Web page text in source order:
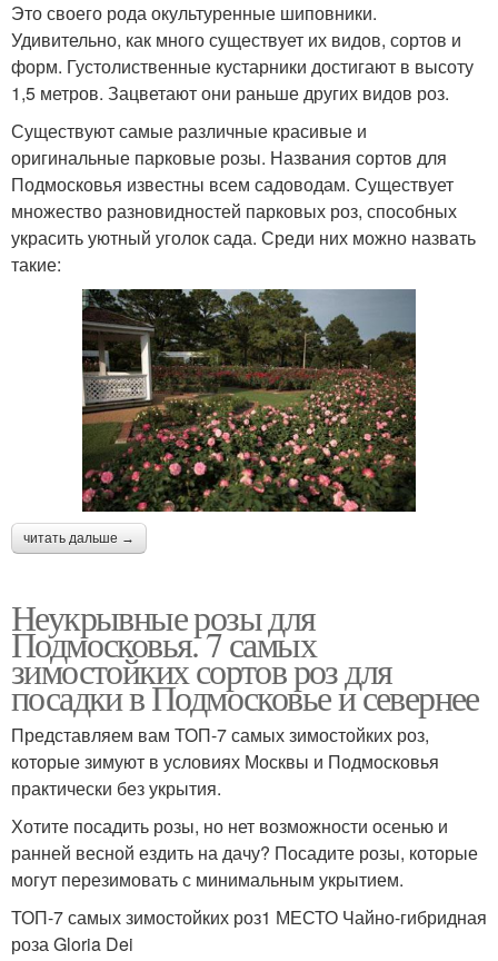
Это своего рода окультуренные шиповники.
Удивительно, как много существует их видов, сортов и
форм. Густолиственные кустарники достигают в высоту
1,5 метров. Зацветают они раньше других видов роз.
Существуют самые различные красивые и
оригинальные парковые розы. Названия сортов для
Подмосковья известны всем садоводам. Существует
множество разновидностей парковых роз, способных
украсить уютный уголок сада. Среди них можно назвать
такие:
читать дальше →
Неукрывные розы для
Подмосковья. 7 самых
зимостойких сортов роз для
посадки в Подмосковье и севернее
Представляем вам ТОП-7 самых зимостойких роз,
которые зимуют в условиях Москвы и Подмосковья
практически без укрытия.
Хотите посадить розы, но нет возможности осенью и
ранней весной ездить на дачу? Посадите розы, которые
могут перезимовать с минимальным укрытием.
ТОП-7 самых зимостойких роз1 МЕСТО Чайно-гибридная
роза Gloria Dei